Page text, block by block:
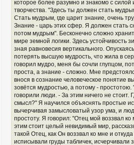
которое более разумно и знакомо с силой
творчества. "Здесь ты должен стать
Стать мудрым, где царит знание, очень
Знание - царь этих сфер. Я должен стать
потом мудрым". Бесконечно сложно
мире земной логики. Здесь устойчивость
зная равновесия вертикального.
потерять высшую мудрость, что жила в
говорил мудро, меня бы сочли глупцом,
проста, а знание - сложно. Мне
внося в сознание человеческое понятие
зовётся мудростью, а потому - простотою.
говорили люди. - За этим ничего не стоит.
смысл?" Я научился объяснять простые
вычерчивая замысловатый узор ума, и
простоту. Я говорил: "Отец мой воззвал
этим стоит целый невидимый мир,
такой Отец, как Он воззвал ко мне и
исписывали груды табличек, исчерчивали